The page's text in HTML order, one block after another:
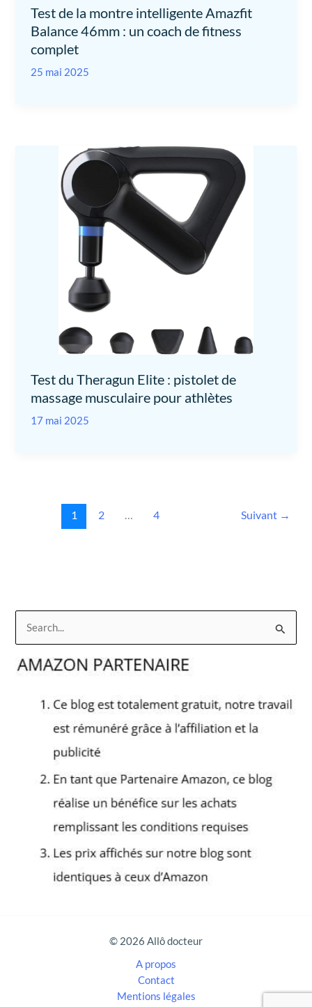
Test de la montre intelligente Amazfit
Balance 46mm : un coach de fitness
complet
25 mai 2025
Test du Theragun Elite : pistolet de
massage musculaire pour athlètes
17 mai 2025
1 2 … 4 Suivant →
c
© 2026 Allô docteur
A propos
Contact
Mentions légales